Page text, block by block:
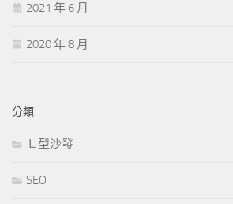
2021 年 6 月
2020 年 8 月
分類
Ｌ型沙發
SEO